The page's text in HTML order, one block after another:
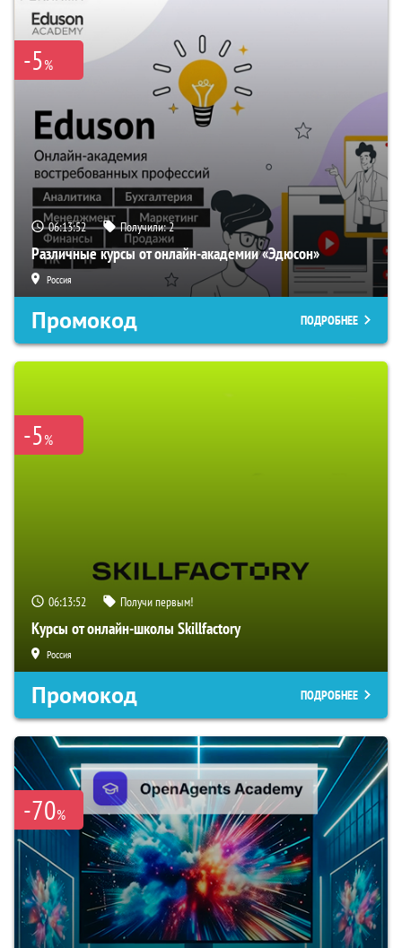
-5%
06:13:51 Получили:2
Различные курсы от онлайн-академии «Эдюсон»
Россия
Промокод ПОДРОБНЕЕ
-5%
06:13:51 Получи первым!
Курсы от онлайн-школы Skillfactory
Россия
Промокод ПОДРОБНЕЕ
-70%